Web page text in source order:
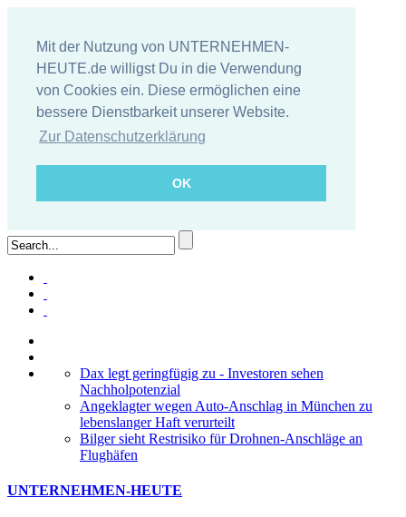
Mit der Nutzung von UNTERNEHMEN-
HEUTE.de willigst Du in die Verwendung
von Cookies ein. Diese ermöglichen eine
bessere Dienstbarkeit unserer Website.
Zur Datenschutzerklärung
OK
Dax legt geringfügig zu - Investoren sehen
Nachholpotenzial
Angeklagter wegen Auto-Anschlag in München zu
lebenslanger Haft verurteilt
Bilger sieht Restrisiko für Drohnen-Anschläge an
Flughäfen
UNTERNEHMEN-HEUTE